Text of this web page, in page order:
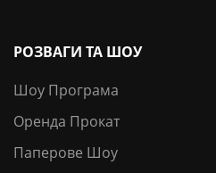
РОЗВАГИ ТА ШОУ
Шоу Програма
Оренда Прокат
Паперове Шоу